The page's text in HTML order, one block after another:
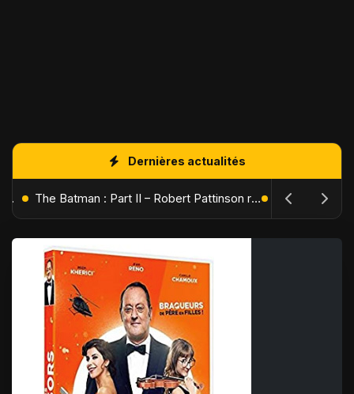
Dernières actualités
L'Âge de Glace : Le Réveil du Volcan – Manny, Sid et Diego de retour pour une aventure explosive The Batman : Part II – Robert Pattinson replonge dans les ténèbres de Gotham dès octobre 2027